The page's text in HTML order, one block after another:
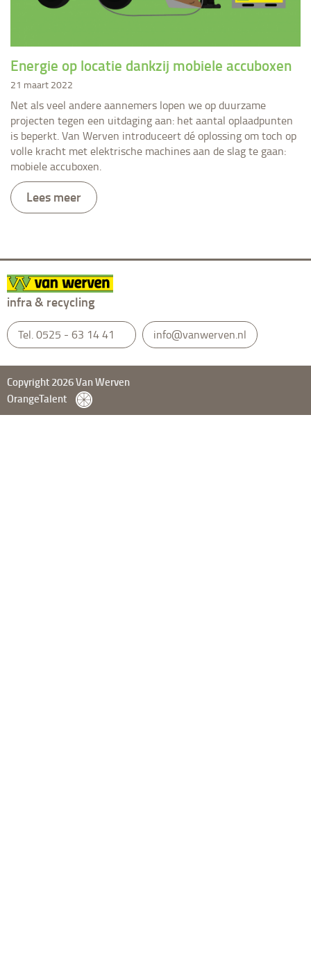
Energie op locatie dankzij mobiele accuboxen
21 maart 2022
Net als veel andere aannemers lopen we op duurzame
projecten tegen een uitdaging aan: het aantal oplaadpunten
is beperkt. Van Werven introduceert dé oplossing om toch op
volle kracht met elektrische machines aan de slag te gaan:
mobiele accuboxen.
Lees meer
infra & recycling
Tel.0525 - 63 14 41 info@vanwerven.nl
Copyright 2026 Van Werven
OrangeTalent